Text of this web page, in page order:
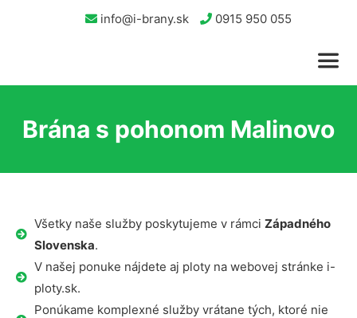
info@i-brany.sk 0915 950 055
Brána s pohonom Malinovo
Všetky naše služby poskytujeme v rámci Západného
Slovenska.
V našej ponuke nájdete aj ploty na webovej stránke i-
ploty.sk.
Ponúkame komplexné služby vrátane tých, ktoré nie